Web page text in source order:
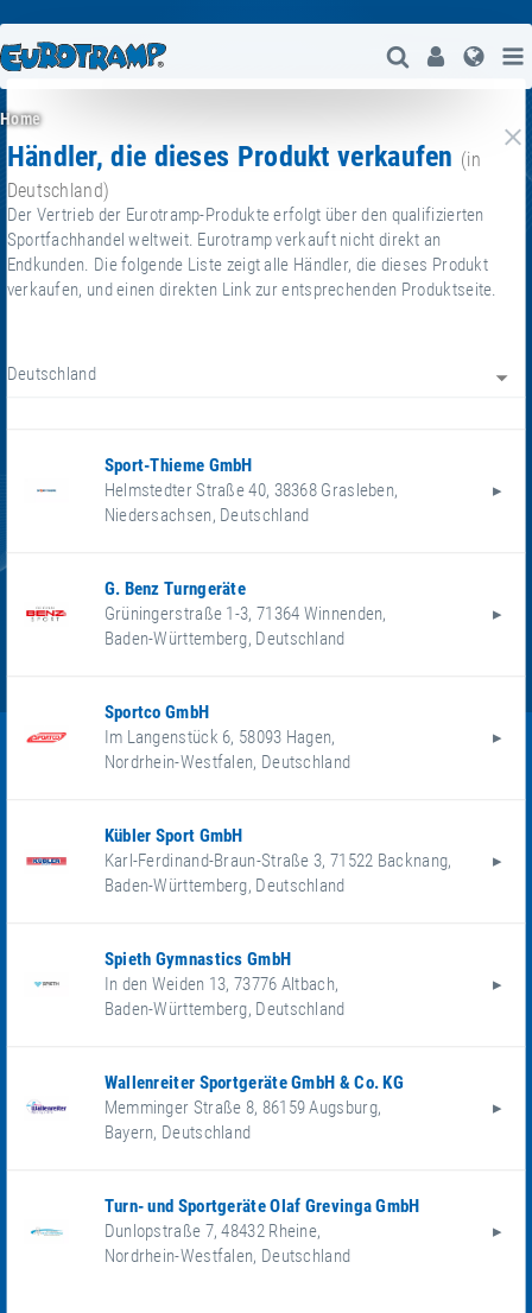
Suche
User
Home
Händler, die dieses Produkt verkaufen (in
Deutschland)
Der Vertrieb der Eurotramp-Produkte erfolgt über den qualifizierten
Sportfachhandel weltweit. Eurotramp verkauft nicht direkt an
Endkunden. Die folgende Liste zeigt alle Händler, die dieses Produkt
verkaufen, und einen direkten Link zur entsprechenden Produktseite.
Deutschland
Sport-Thieme GmbH
Helmstedter Straße 40, 38368 Grasleben,
Niedersachsen, Deutschland
G. Benz Turngeräte
Grüningerstraße 1-3, 71364 Winnenden,
Baden-Württemberg, Deutschland
Sportco GmbH
Im Langenstück 6, 58093 Hagen,
Nordrhein-Westfalen, Deutschland
Kübler Sport GmbH
Karl-Ferdinand-Braun-Straße 3, 71522 Backnang,
Baden-Württemberg, Deutschland
Spieth Gymnastics GmbH
In den Weiden 13,73776 Altbach,
Baden-Württemberg, Deutschland
Wallenreiter Sportgeräte GmbH & Co. KG
Memminger Straße 8, 86159Augsburg,
Bayern, Deutschland
Turn- und Sportgeräte Olaf Grevinga GmbH
Dunlopstraße 7,48432 Rheine,
Nordrhein-Westfalen, Deutschland